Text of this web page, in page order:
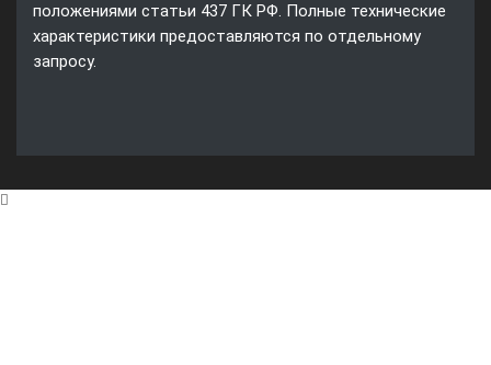
положениями статьи 437 ГК РФ. Полные технические
характеристики предоставляются по отдельному
запросу.